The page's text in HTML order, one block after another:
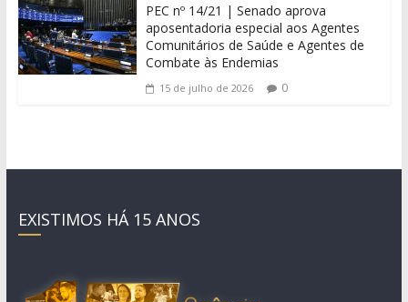
PEC nº 14/21 | Senado aprova
aposentadoria especial aos Agentes
Comunitários de Saúde e Agentes de
Combate às Endemias
15 de julho de 2026 0
EXISTIMOS HÁ 15 ANOS